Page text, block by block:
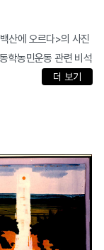
산에 오르다>의 사진
학농민운동 관련 비석
더 보기